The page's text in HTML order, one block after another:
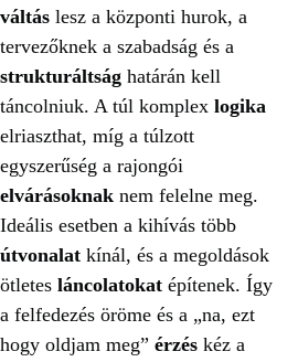
váltás lesz a központi hurok, a
tervezőknek a szabadság és a
strukturáltság határán kell
táncolniuk. A túl komplex logika
elriaszthat, míg a túlzott
egyszerűség a rajongói
elvárásoknak nem felelne meg.
Ideális esetben a kihívás több
útvonalat kínál, és a megoldások
ötletes láncolatokat építenek. Így
a felfedezés öröme és a „na, ezt
hogy oldjam meg” érzés kéz a